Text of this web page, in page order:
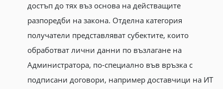
достъп до тях въз основа на действащите
разпоредби на закона. Отделна категория
получатели представляват субектите, които
обработват лични данни по възлагане на
Администратора, по-специално във връзка с
подписани договори, например доставчици на ИТ